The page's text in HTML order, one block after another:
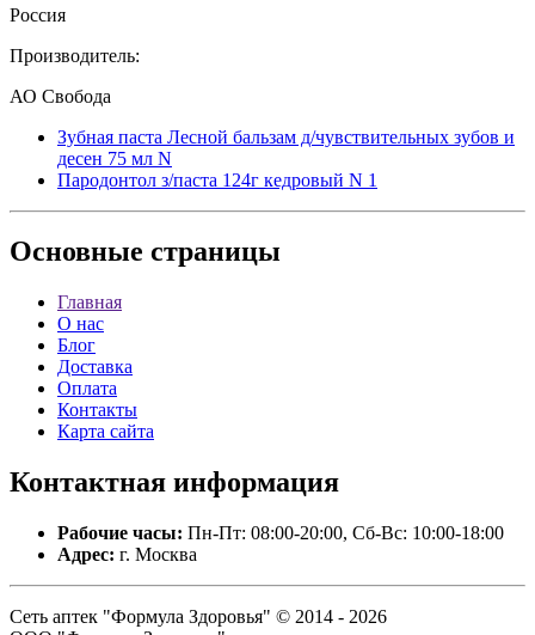
Россия
Производитель:
АО Свобода
Зубная паста Лесной бальзам д/чувствительных зубов и
десен 75 мл N
Пародонтол з/паста 124г кедровый N 1
Основные страницы
Главная
О нас
Блог
Доставка
Оплата
Контакты
Карта сайта
Контактная информация
Рабочие часы: Пн-Пт: 08:00-20:00, Сб-Вс: 10:00-18:00
Адрес: г. Москва
Сеть аптек "Формула Здоровья" © 2014 - 2026